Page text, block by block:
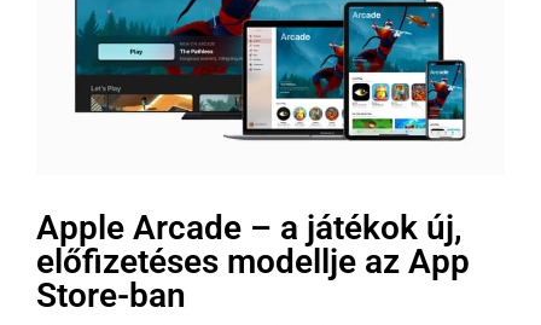
Apple Arcade – a játékok új,
előfizetéses modellje az App
Store-ban